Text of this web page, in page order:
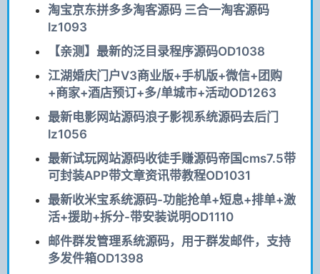
淘宝京东拼多多淘客源码 三合一淘客源码
lz1093
【亲测】最新的泛目录程序源码OD1038
江湖婚庆门户V3商业版+手机版+微信+团购
+商家+酒店预订+多/单城市+活动OD1263
最新电影网站源码浪子影视系统源码去后门
lz1056
最新试玩网站源码收徒手赚源码帝国cms7.5带
可封装APP带文章资讯带教程OD1031
最新收米宝系统源码-功能抢单+短息+排单+激
活+援助+拆分-带安装说明OD1110
邮件群发管理系统源码，用于群发邮件，支持
多发件箱OD1398